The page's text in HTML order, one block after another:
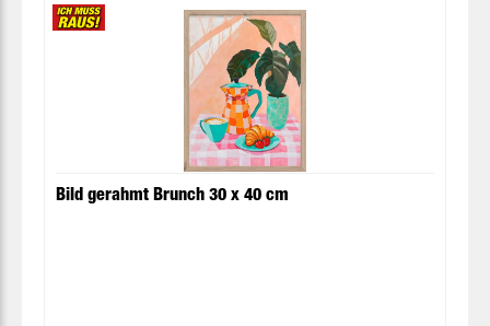
Bild gerahmt Brunch 30 x 40 cm